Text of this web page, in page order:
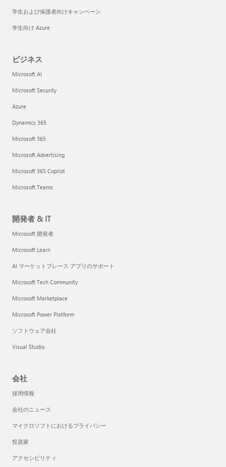
学生および保護者向けキャンペーン
学生向け Azure
ビジネス
Microsoft AI
Microsoft Security
Azure
Dynamics 365
Microsoft 365
Microsoft Advertising
Microsoft 365 Copilot
Microsoft Teams
開発者 & IT
Microsoft 開発者
Microsoft Learn
AI マーケットプレース アプリのサポート
Microsoft Tech Community
Microsoft Marketplace
Microsoft Power Platform
ソフトウェア会社
Visual Studio
会社
採用情報
会社のニュース
マイクロソフトにおけるプライバシー
投資家
アクセシビリティ